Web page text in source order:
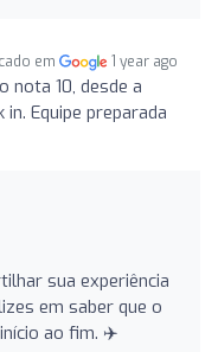
em 1 year ago
nota 10, desde a
Equipe preparada
sua experiência
em saber que o
ao fim. ✈️